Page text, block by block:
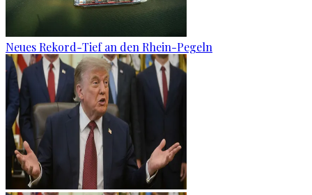
Neues Rekord-Tief an den Rhein-Pegeln